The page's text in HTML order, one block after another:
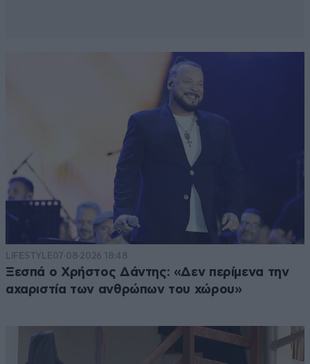
LIFESTYLE07·08·2026 18:48
Ξεσπά ο Χρήστος Δάντης: «Δεν περίμενα την
αχαριστία των ανθρώπων του χώρου»